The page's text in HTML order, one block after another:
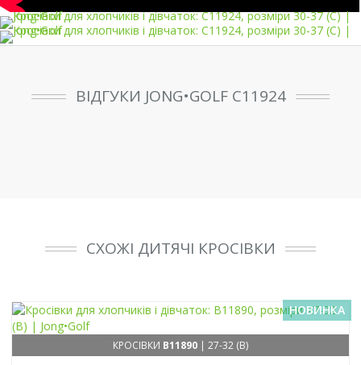
ВІДГУКИ JONG•GOLF C11924
СХОЖІ ДИТЯЧІ КРОСІВКИ
НОВИНКА
КРОСІВКИ B11890 | 27-32 (B)